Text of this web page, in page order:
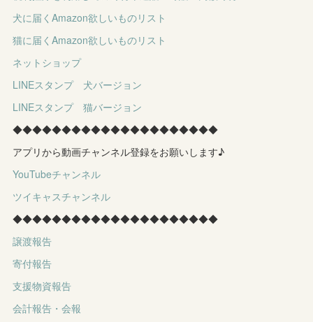
犬に届くAmazon欲しいものリスト
猫に届くAmazon欲しいものリスト
ネットショップ
LINEスタンプ 犬バージョン
LINEスタンプ 猫バージョン
◆◆◆◆◆◆◆◆◆◆◆◆◆◆◆◆◆◆◆◆◆
アプリから動画チャンネル登録をお願いします♪
YouTubeチャンネル
ツイキャスチャンネル
◆◆◆◆◆◆◆◆◆◆◆◆◆◆◆◆◆◆◆◆◆
譲渡報告
寄付報告
支援物資報告
会計報告・会報